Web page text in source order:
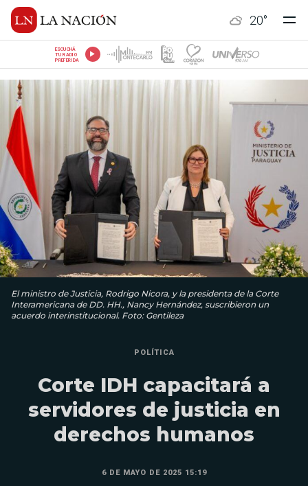
20°
ESCUCHÁ
TU RADIO
PREFERIDA
El ministro de Justicia, Rodrigo Nicora, y la presidenta de la Corte
Interamericana de DD. HH., Nancy Hernández, suscribieron un
acuerdo interinstitucional. Foto: Gentileza
POLÍTICA
Corte IDH capacitará a
servidores de justicia en
derechos humanos
6 DE MAYO DE 2025 15:19